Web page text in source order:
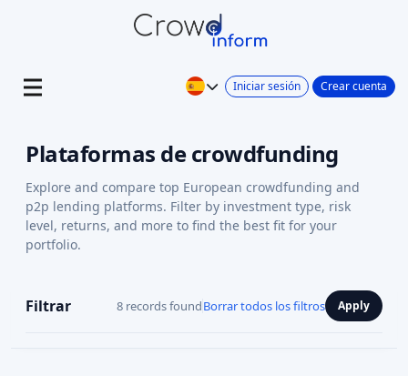
Iniciar sesión Crear cuenta
Plataformas de crowdfunding
Explore and compare top European crowdfunding and
p2p lending platforms. Filter by investment type, risk
level, returns, and more to find the best fit for your
portfolio.
Filtrar 8 records foundBorrar todos los filtros Apply